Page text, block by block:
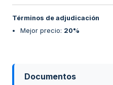
Términos de adjudicación
Mejor precio: 20%
Documentos